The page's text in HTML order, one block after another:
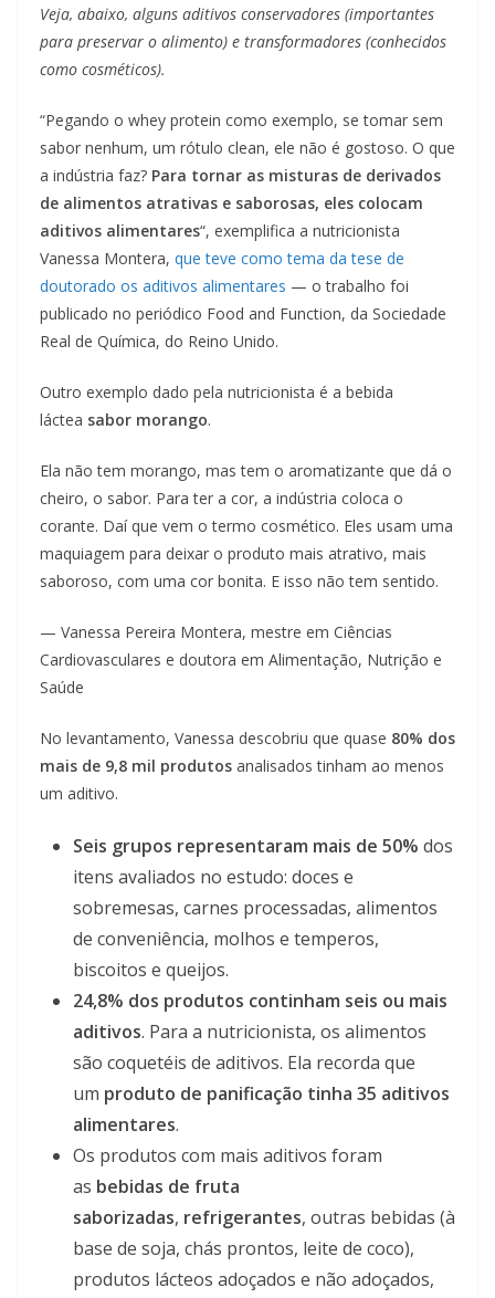
Veja, abaixo, alguns aditivos conservadores (importantes
para preservar o alimento) e transformadores (conhecidos
como cosméticos).
“Pegando o whey protein como exemplo, se tomar sem
sabor nenhum, um rótulo clean, ele não é gostoso. O que
a indústria faz? Para tornar as misturas de derivados
de alimentos atrativas e saborosas, eles colocam
aditivos alimentares“, exemplifica a nutricionista
Vanessa Montera, que teve como tema da tese de
doutorado os aditivos alimentares — o trabalho foi
publicado no periódico Food and Function, da Sociedade
Real de Química, do Reino Unido.
Outro exemplo dado pela nutricionista é a bebida
láctea sabor morango.
Ela não tem morango, mas tem o aromatizante que dá o
cheiro, o sabor. Para ter a cor, a indústria coloca o
corante. Daí que vem o termo cosmético. Eles usam uma
maquiagem para deixar o produto mais atrativo, mais
saboroso, com uma cor bonita. E isso não tem sentido.
— Vanessa Pereira Montera, mestre em Ciências
Cardiovasculares e doutora em Alimentação, Nutrição e
Saúde
No levantamento, Vanessa descobriu que quase 80% dos
mais de 9,8 mil produtos analisados tinham ao menos
um aditivo.
Seis grupos representaram mais de 50% dos
itens avaliados no estudo: doces e
sobremesas, carnes processadas, alimentos
de conveniência, molhos e temperos,
biscoitos e queijos.
24,8% dos produtos continham seis ou mais
aditivos. Para a nutricionista, os alimentos
são coquetéis de aditivos. Ela recorda que
um produto de panificação tinha 35 aditivos
alimentares.
Os produtos com mais aditivos foram
as bebidas de fruta
saborizadas, refrigerantes, outras bebidas (à
base de soja, chás prontos, leite de coco),
produtos lácteos adoçados e não adoçados,